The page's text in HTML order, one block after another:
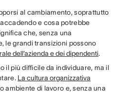
al cambiamento, soprattutto
e cosa potrebbe
che, senza una
le grandi transizioni possono
dell’azienda e dei dipendenti.
il più difficile da individuare, ma il
La cultura organizzativa
ambiente di lavoro e, senza una